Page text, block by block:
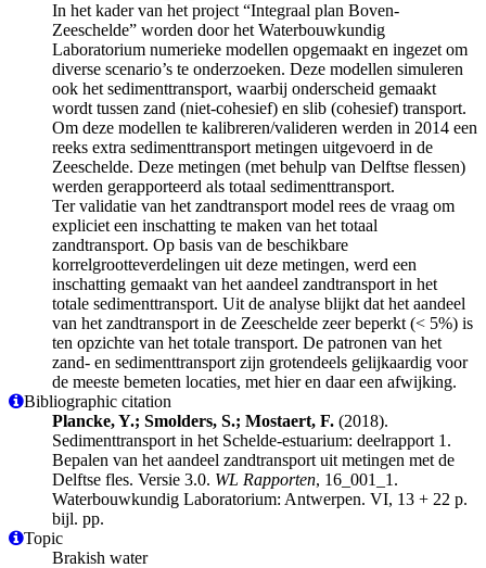
In het kader van het project “Integraal plan Boven-
Zeeschelde” worden door het Waterbouwkundig
Laboratorium numerieke modellen opgemaakt en ingezet om
diverse scenario’s te onderzoeken. Deze modellen simuleren
ook het sedimenttransport, waarbij onderscheid gemaakt
wordt tussen zand (niet-cohesief) en slib (cohesief) transport.
Om deze modellen te kalibreren/valideren werden in 2014 een
reeks extra sedimenttransport metingen uitgevoerd in de
Zeeschelde. Deze metingen (met behulp van Delftse flessen)
werden gerapporteerd als totaal sedimenttransport.
Ter validatie van het zandtransport model rees de vraag om
expliciet een inschatting te maken van het totaal
zandtransport. Op basis van de beschikbare
korrelgrootteverdelingen uit deze metingen, werd een
inschatting gemaakt van het aandeel zandtransport in het
totale sedimenttransport. Uit de analyse blijkt dat het aandeel
van het zandtransport in de Zeeschelde zeer beperkt (< 5%) is
ten opzichte van het totale transport. De patronen van het
zand- en sedimenttransport zijn grotendeels gelijkaardig voor
de meeste bemeten locaties, met hier en daar een afwijking.
Bibliographic citation
Plancke, Y.; Smolders, S.; Mostaert, F. (2018).
Sedimenttransport in het Schelde‐estuarium: deelrapport 1.
Bepalen van het aandeel zandtransport uit metingen met de
Delftse fles. Versie 3.0. WL Rapporten, 16_001_1.
Waterbouwkundig Laboratorium: Antwerpen. VI, 13 + 22 p.
bijl. pp.
Topic
Brakish water